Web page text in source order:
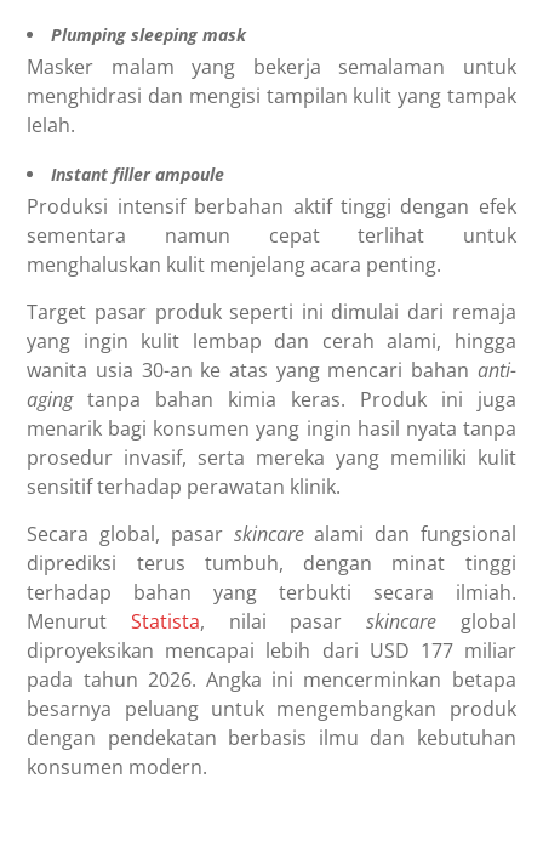
Plumping sleeping mask
Masker malam yang bekerja semalaman untuk
menghidrasi dan mengisi tampilan kulit yang tampak
lelah.
Instant filler ampoule
Produksi intensif berbahan aktif tinggi dengan efek
sementara namun cepat terlihat untuk
menghaluskan kulit menjelang acara penting.
Target pasar produk seperti ini dimulai dari remaja
yang ingin kulit lembap dan cerah alami, hingga
wanita usia 30-an ke atas yang mencari bahan anti-
agingtanpa bahan kimia keras. Produk ini juga
menarik bagi konsumen yang ingin hasil nyata tanpa
prosedur invasif, serta mereka yang memiliki kulit
sensitif terhadap perawatan klinik.
Secara global, pasar skincarealami dan fungsional
diprediksi terus tumbuh, dengan minat tinggi
terhadap bahan yang terbukti secara ilmiah.
Menurut
Statista, nilai pasar skincare global
diproyeksikan mencapai lebih dari USD 177 miliar
pada tahun 2026. Angka ini mencerminkan betapa
besarnya peluang untuk mengembangkan produk
dengan pendekatan berbasis ilmu dan kebutuhan
konsumen modern.